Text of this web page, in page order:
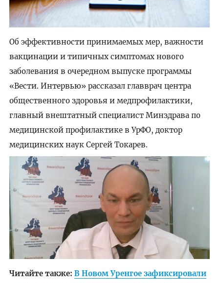
Об эффективности принимаемых мер, важности
вакцинации и типичных симптомах нового
заболевания в очередном выпуске программы
«Вести. Интервью» рассказал главврач центра
общественного здоровья и медпрофилактики,
главный внештатный специалист Минздрава по
медицинской профилактике в УрФО, доктор
медицинских наук Сергей Токарев.
Читайте также: В Новом Уренгое зафиксировали